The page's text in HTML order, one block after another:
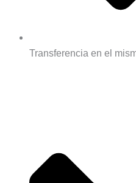
Transferencia en el